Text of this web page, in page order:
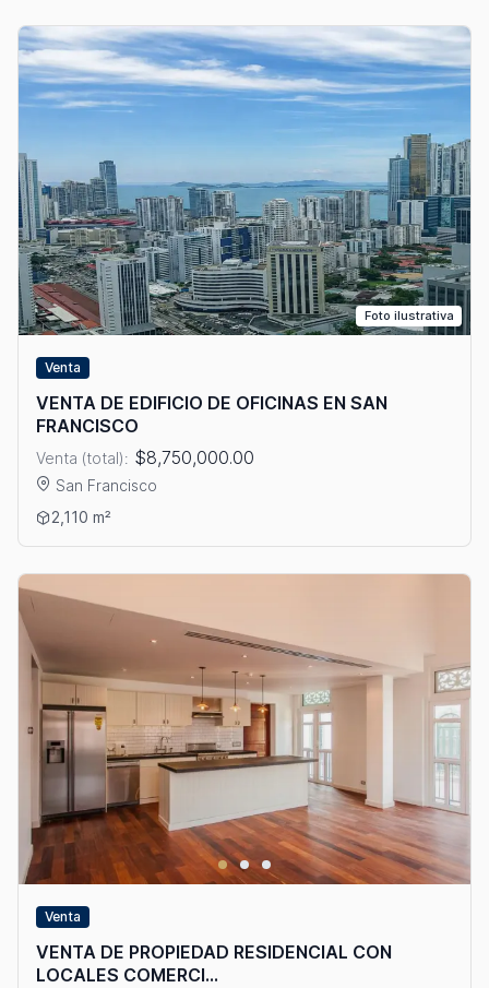
Foto ilustrativa
Venta
VENTA DE EDIFICIO DE OFICINAS EN SAN
FRANCISCO
Venta (total): $8,750,000.00
San Francisco
Ver detalles: VENTA DE EDIFICIO DE OFICINAS EN SAN
2,110 m²
Venta
VENTA DE PROPIEDAD RESIDENCIAL CON
LOCALES COMERCI...